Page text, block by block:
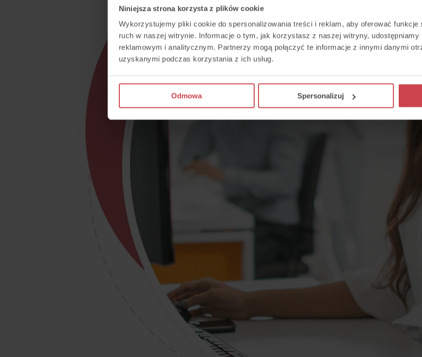
Niniejsza strona korzysta z plików cookie
Wykorzystujemy pliki cookie do spersonalizowania treści i reklam, aby oferować funkcje
ruch w naszej witrynie. Informacje o tym, jak korzystasz z naszej witryny, udostępniamy
reklamowym i analitycznym. Partnerzy mogą połączyć te informacje z innymi danymi
uzyskanymi podczas korzystania z ich usług.
Odmowa Spersonalizuj